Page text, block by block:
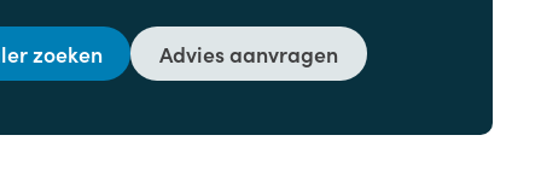
zoeken Advies aanvragen